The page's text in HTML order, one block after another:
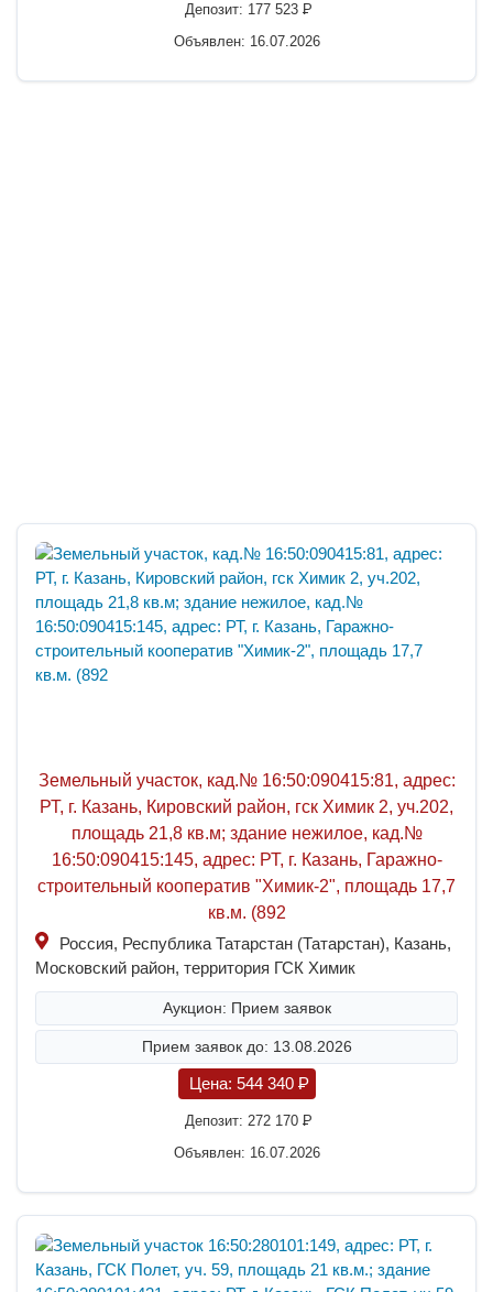
Депозит: 177 523 P
Объявлен: 16.07.2026
Земельный участок, кад.№ 16:50:090415:81, адрес:
РТ, г. Казань, Кировский район, гск Химик 2, уч.202,
площадь 21,8 кв.м; здание нежилое, кад.№
16:50:090415:145, адрес: РТ, г. Казань, Гаражно-
строительный кооператив "Химик-2", площадь 17,7
кв.м. (892
Россия, Республика Татарстан (Татарстан), Казань,
Московский район, территория ГСК Химик
Аукцион: Прием заявок
Прием заявок до: 13.08.2026
Цена: 544 340 P
Депозит: 272 170 P
Объявлен: 16.07.2026